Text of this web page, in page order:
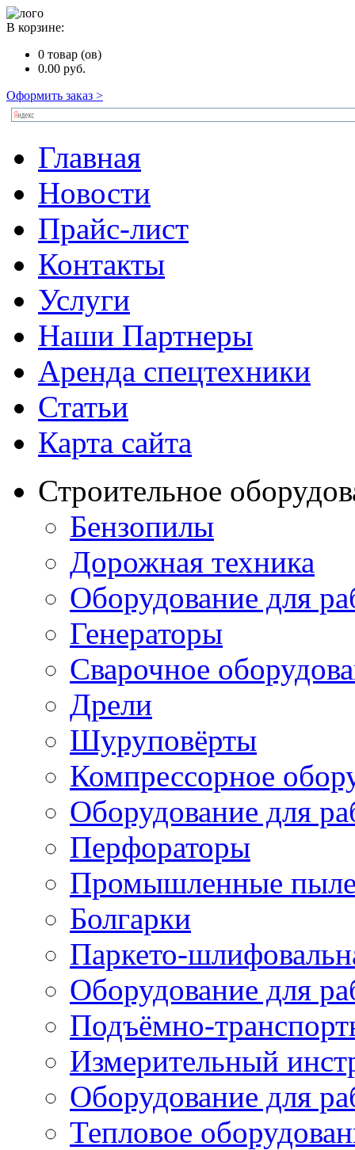
В корзине:
0 товар (ов)
0.00 руб.
Оформить заказ >
Главная
Новости
Прайс-лист
Контакты
Услуги
Наши Партнеры
Аренда спецтехники
Статьи
Карта сайта
Строительное
Бензопилы
Дорожная техника
Оборудование для
Генераторы
Сварочное
Дрели
Шуруповёрты
Компрессорное
Оборудование для
Перфораторы
Промышленные
Болгарки
Паркето-
Оборудование для
Подъёмно-
Измерительный
Оборудование для
Тепловое